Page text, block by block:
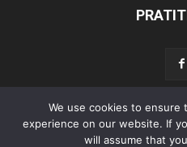
Početna Aktualno Test
Lifestyle
We use cookies to
experience on our website. If
will assume that